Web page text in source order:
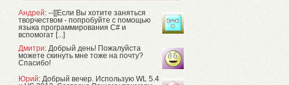
Андрей: --[[Если Вы хотите заняться
творчеством - попробуйте с помощью
языка программирования C# и
вспомогат [...]
Дмитри: Добрый день! Пожалуйста
можете скинуть мне тоже на почту?
Спасибо!
Юрий: Добрый вечер. Использую WL 5.4